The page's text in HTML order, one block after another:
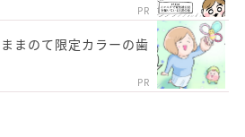
PR
まのて限定カラーの歯
PR